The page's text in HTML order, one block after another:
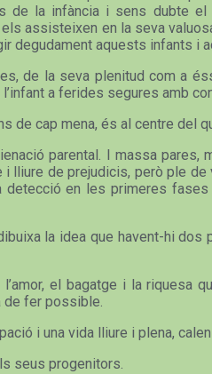
de la infància i sens dubte
assisteixen en la seva
aquests infants i
de la seva plenitud com a
a ferides segures amb
cap mena, és al centre del
parental. I massa
i lliure de prejudicis, però ple
en les primeres
la idea que havent-hi
el bagatge i la
de fer possible.
i una vida lliure i plena,
seus progenitors.